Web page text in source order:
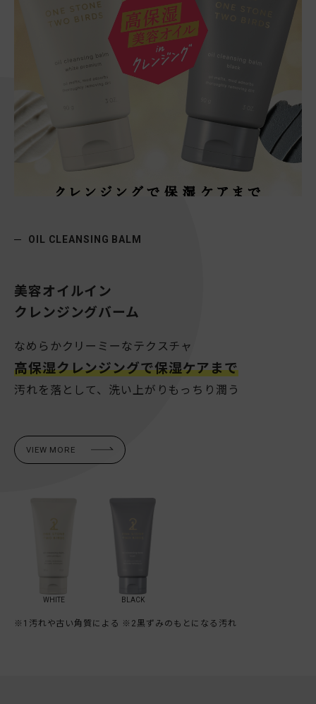
OIL CLEANSING BALM
美容オイルイン
クレンジングバーム
なめらかクリーミーなテクスチャ
高保湿クレンジングで保湿ケアまで
汚れを落として、洗い上がりもっちり潤う
VIEW MORE
WHITE BLACK
※1汚れや古い角質による ※2黒ずみのもとになる汚れ